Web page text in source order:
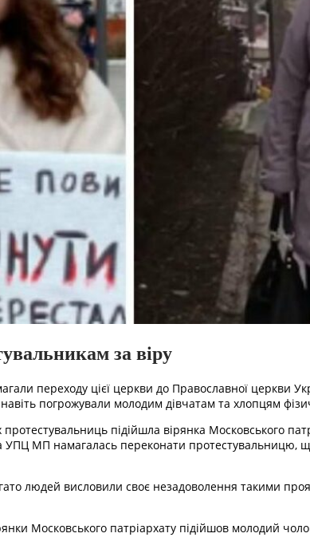
за віру
переходу цієї церкви до Православної церкви
погрожували молодим дівчатам та хлопцям
підійшла вірянка Московського
УПЦ МП намагалась переконати протестувальницю,
людей висловили своє незадоволення такими
Московського патріархату підійшов молодий